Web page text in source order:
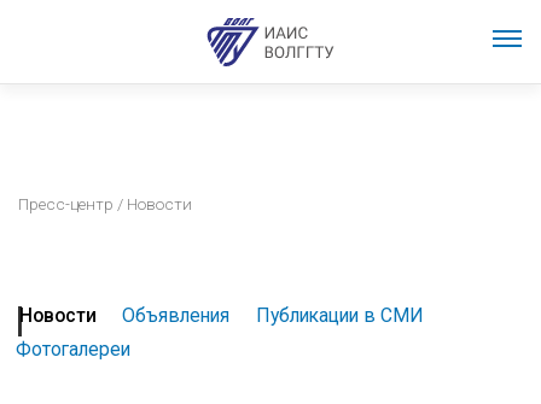
Пресс-центр / Новости
Новости Объявления
Публикации в СМИ
Фотогалереи